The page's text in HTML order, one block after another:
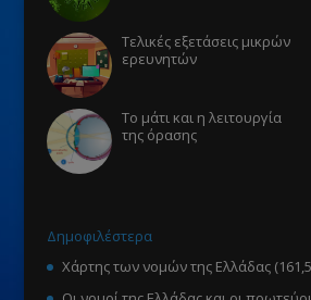
Τελικές εξετάσεις μικρών
ερευνητών
Το μάτι και η λειτουργία
της όρασης
Δημοφιλέστερα
Χάρτης των νομών της Ελλάδας